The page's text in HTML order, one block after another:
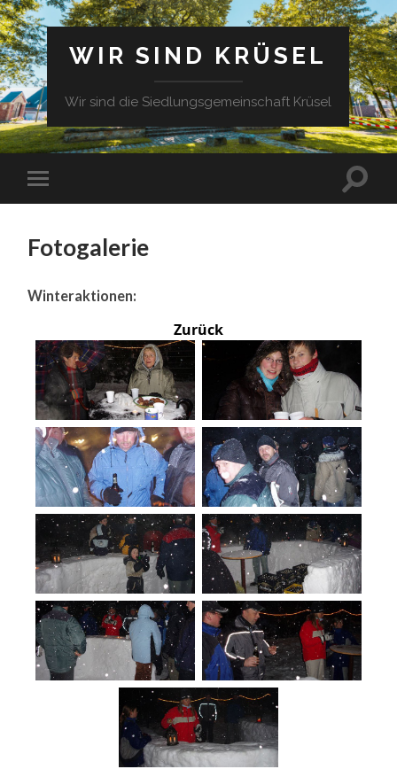
WIR SIND KRÜSEL
Wir sind die Siedlungsgemeinschaft Krüsel
Fotogalerie
Winteraktionen:
Zurück